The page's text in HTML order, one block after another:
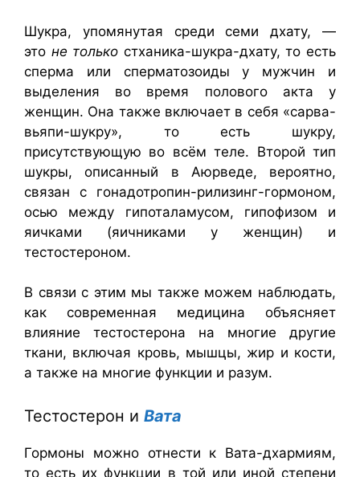
Шукра, упомянутая среди семи дхату, —
это не только стханика-шукра-дхату, то есть
сперма или сперматозоиды у мужчин и
выделения во время полового акта у
женщин. Она также включает в себя «сарва-
вьяпи-шукру», то есть шукру,
присутствующую во всём теле. Второй тип
шукры, описанный в Аюрведе, вероятно,
связан с гонадотропин-рилизинг-гормоном,
осью между гипоталамусом, гипофизом и
яичками (яичниками у женщин) и
тестостероном.
В связи с этим мы также можем наблюдать,
как современная медицина объясняет
влияние тестостерона на многие другие
ткани, включая кровь, мышцы, жир и кости,
а также на многие функции и разум.
Тестостерон и Вата
Гормоны можно отнести к Вата-дхармиям,
то есть их функции в той или иной степени